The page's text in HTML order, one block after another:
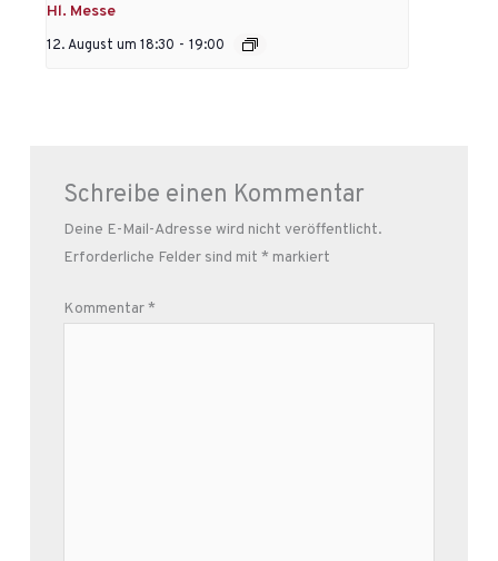
Hl. Messe
12. August um 18:30 - 19:00
Schreibe einen Kommentar
Deine E-Mail-Adresse wird nicht veröffentlicht.
Erforderliche Felder sind mit * markiert
Kommentar*